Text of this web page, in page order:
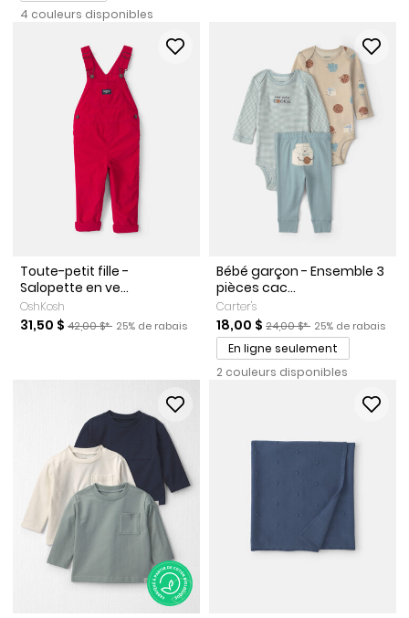
4 couleurs disponibles
Toute-petit fille -
Salopette en ve...
OshKosh
Prix de solde
31,50 $ Prix ​​de détail suggéré par le fabricant
42,00 $* Pourcentage de rabais
25% de rabais
Bébé garçon - Ensemble 3
pièces cac...
Carter's
Prix de solde
18,00 $ Prix ​​de détail suggéré par
24,00 $* Pourcentage de
25% de rabais
En ligne seulement
2 couleurs disponibles